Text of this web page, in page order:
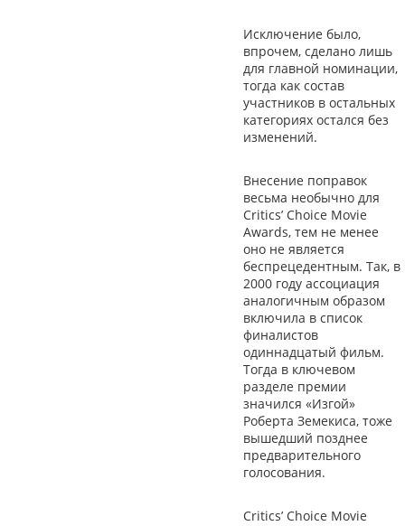
Исключение было,
впрочем, сделано лишь
для главной номинации,
тогда как состав
участников в остальных
категориях остался без
изменений.
Внесение поправок
весьма необычно для
Critics’ Choice Movie
Awards, тем не менее
оно не является
беспрецедентным. Так, в
2000 году ассоциация
аналогичным образом
включила в список
финалистов
одиннадцатый фильм.
Тогда в ключевом
разделе премии
значился «Изгой»
Роберта Земекиса, тоже
вышедший позднее
предварительного
голосования.
Critics’ Choice Movie